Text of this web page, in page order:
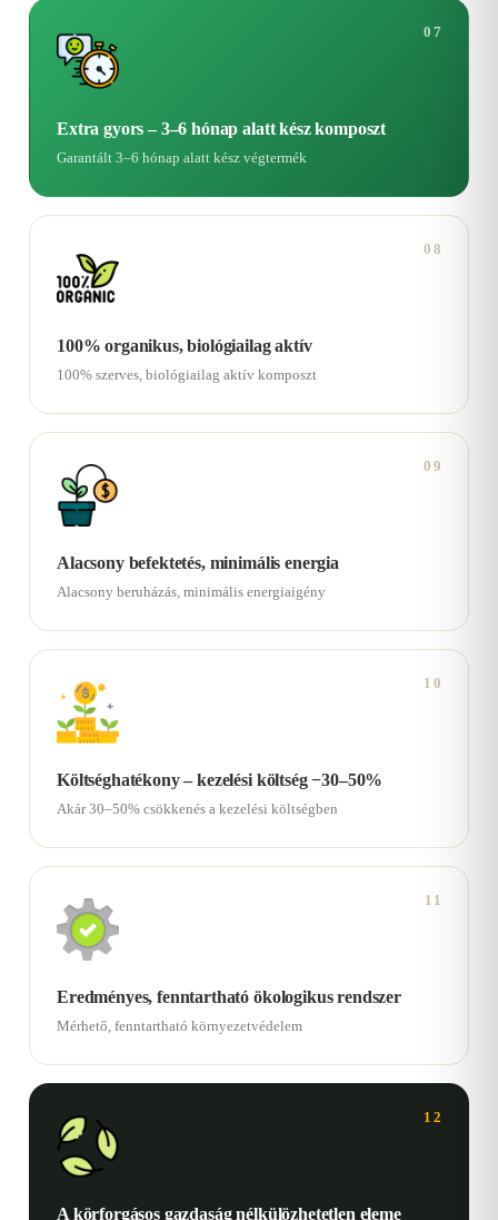
07
Extra gyors – 3–6 hónap alatt kész komposzt
Garantált 3–6 hónap alatt kész végtermék
08
100% organikus, biológiailag aktív
100% szerves, biológiailag aktív komposzt
09
Alacsony befektetés, minimális energia
Alacsony beruházás, minimális energiaigény
10
Költséghatékony – kezelési költség −30–50%
Akár 30–50% csökkenés a kezelési költségben
11
Eredményes, fenntartható ökologikus rendszer
Mérhető, fenntartható környezetvédelem
12
A körforgásos gazdaság nélkülözhetetlen eleme